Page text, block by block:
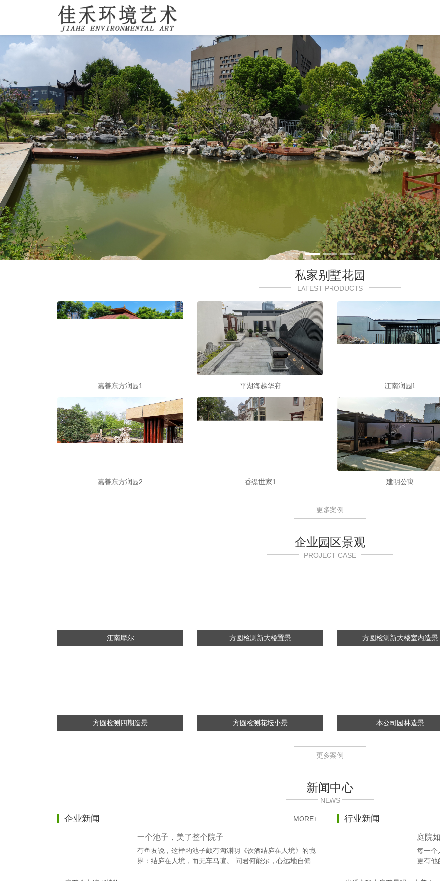
Previous
私家别墅花园
LATEST PRODUCTS
嘉善东方润园1 平湖海越华府 江南润园1
嘉善东方润园2 香缇世家1 建明公寓
更多案例
企业园区景观
PROJECT CASE
江南摩尔 方圆检测新大楼置景 方圆检测新大楼室内造景
方圆检测四期造景 方圆检测花坛小景 本公司园林造景
更多案例
新闻中心
NEWS
企业新闻 MORE+
一个池子，美了整个院子
有鱼友说，这样的池子颇有陶渊明《饮酒结庐在人境》的境
界：结庐在人境，而无车马喧。 问君何能尔，心远地自偏。
行业新闻
庭院
每一个
更有他